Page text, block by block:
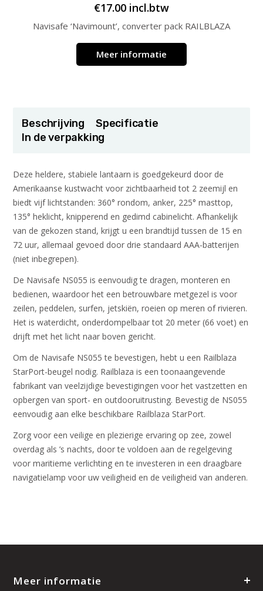
€17.00 incl.btw
Navisafe ‘Navimount’, converter pack RAILBLAZA
Meer informatie
Beschrijving
Specificatie
In de verpakking
Deze heldere, stabiele lantaarn is goedgekeurd door de
Amerikaanse kustwacht voor zichtbaarheid tot 2 zeemijl en
biedt vijf lichtstanden: 360° rondom, anker, 225° masttop,
135° heklicht, knipperend en gedimd cabinelicht. Afhankelijk
van de gekozen stand, krijgt u een brandtijd tussen de 15 en
72 uur, allemaal gevoed door drie standaard AAA-batterijen
(niet inbegrepen).
De Navisafe NS055 is eenvoudig te dragen, monteren en
bedienen, waardoor het een betrouwbare metgezel is voor
zeilen, peddelen, surfen, jetskiën, roeien op meren of rivieren.
Het is waterdicht, onderdompelbaar tot 20 meter (66 voet) en
drijft met het licht naar boven gericht.
Om de Navisafe NS055 te bevestigen, hebt u een Railblaza
StarPort-beugel nodig. Railblaza is een toonaangevende
fabrikant van veelzijdige bevestigingen voor het vastzetten en
opbergen van sport- en outdooruitrusting. Bevestig de NS055
eenvoudig aan elke beschikbare Railblaza StarPort.
Zorg voor een veilige en plezierige ervaring op zee, zowel
overdag als ’s nachts, door te voldoen aan de regelgeving
voor maritieme verlichting en te investeren in een draagbare
navigatielamp voor uw veiligheid en de veiligheid van anderen.
Meer informatie